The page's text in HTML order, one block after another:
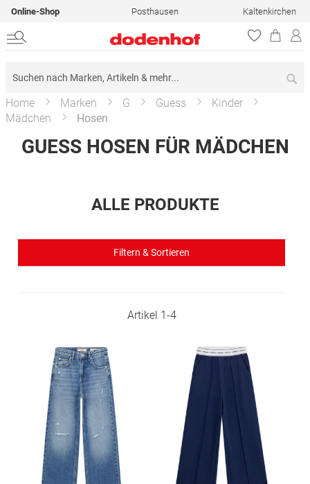
Online-Shop Posthausen Kaltenkirchen
Home Marken G Guess
Kinder
Mädchen
Hosen
GUESS HOSEN FÜR MÄDCHEN
ALLE PRODUKTE
Filtern & Sortieren
Artikel 1-4